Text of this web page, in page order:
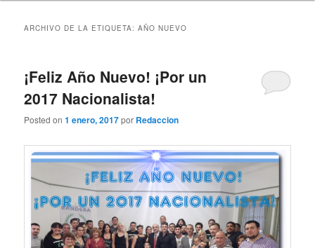
ARCHIVO DE LA ETIQUETA:AÑO NUEVO
¡Feliz Año Nuevo! ¡Por un
2017 Nacionalista!
Posted on1 enero, 2017por Redaccion